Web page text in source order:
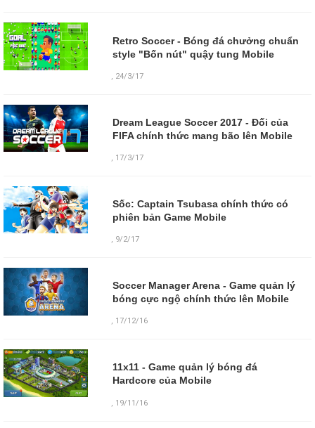
Retro Soccer - Bóng đá chưởng chuẩn
style "Bốn nút" quậy tung Mobile
, 24/3/17
Dream League Soccer 2017 - Đối của
FIFA chính thức mang bão lên Mobile
, 17/3/17
Sốc: Captain Tsubasa chính thức có
phiên bản Game Mobile
, 9/2/17
Soccer Manager Arena - Game quản lý
bóng cực ngộ chính thức lên Mobile
, 17/12/16
11x11 - Game quản lý bóng đá
Hardcore của Mobile
19/11/16